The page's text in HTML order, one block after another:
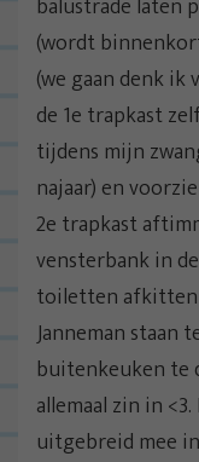
(wordt
(we gaan denk
de 1e trapkast
tijdens mijn
najaar) en
2e trapkast
vensterbank in
toiletten afkitten
Janneman staan
buitenkeuken te
allemaal zin in
uitgebreid mee